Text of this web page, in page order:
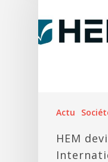
Actu
HEM